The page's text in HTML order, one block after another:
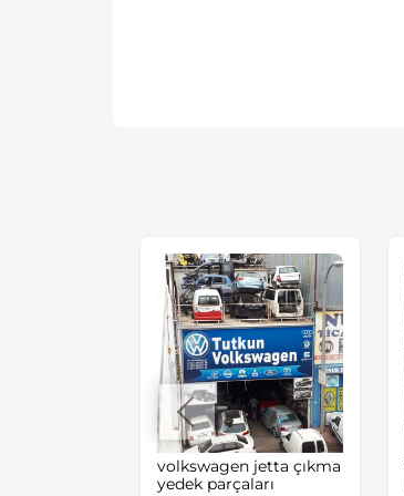
volkswagen jetta çıkma
yedek parçaları